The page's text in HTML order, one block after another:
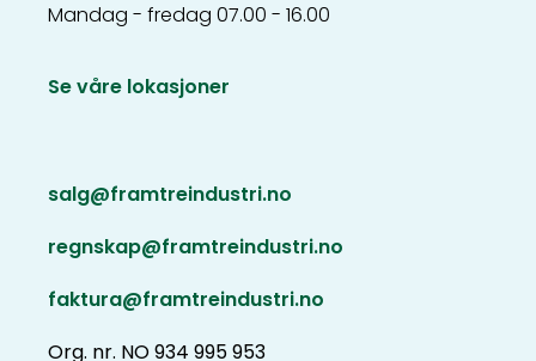
Mandag - fredag 07.00 - 16.00
Se våre lokasjoner
salg@framtreindustri.no
regnskap@framtreindustri.no
faktura@framtreindustri.no
Org. nr. NO 934 995 953